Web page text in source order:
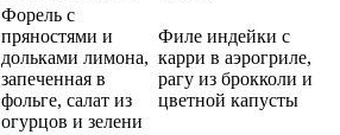
Форель с
пряностями и
дольками лимона,
запеченная в
фольге, салат из
огурцов и зелени
Филе индейки с
карри в аэрогриле,
рагу из брокколи и
цветной капусты